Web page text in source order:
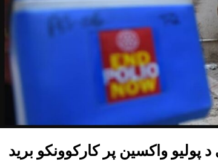
پولیو واکسین پر کارکوونکو برید